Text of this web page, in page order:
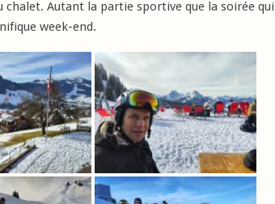
chalet. Autant la partie sportive que la soirée qui
week-end.